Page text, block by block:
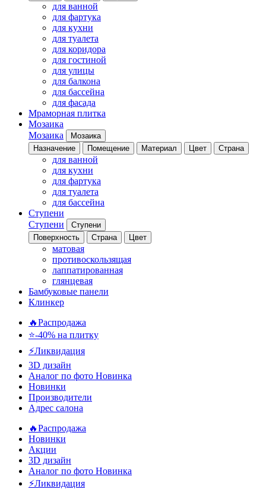
для ванной
для фартука
для кухни
для туалета
для коридора
для гостиной
для улицы
для балкона
для бассейна
для фасада
Мраморная плитка
Мозаика
Мозаика
Мозаика
Назначение
Помещение Материал Цвет Страна
для ванной
для кухни
для фартука
для туалета
для бассейна
Ступени
Ступени
Ступени
Поверхность
Страна Цвет
матовая
противоскользящая
лаппатированная
глянцевая
Бамбуковые панели
Клинкер
🔥Распродажа
⭐-40% на плитку
⚡️Ликвидация
3D дизайн
Аналог по фото Новинка
Новинки
Производители
Адрес салона
🔥Распродажа
Новинки
Акции
3D дизайн
Аналог по фото Новинка
⚡Ликвидация